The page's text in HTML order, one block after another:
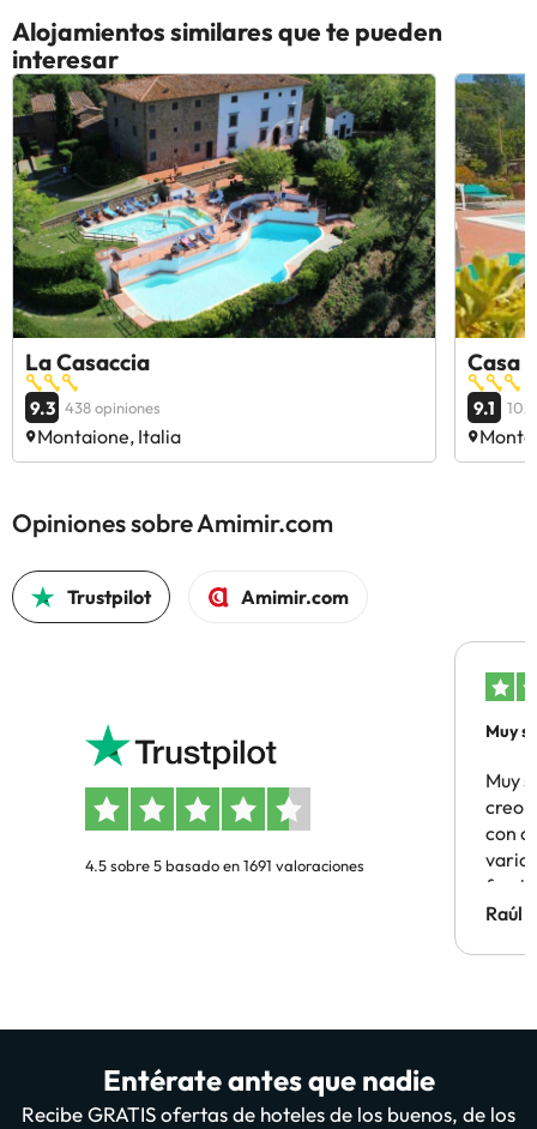
Alojamientos similares que te pueden
interesar
La Casaccia
9.3 438 opiniones
Montaione, Italia
Casa
9.1 102
Opiniones sobre Amimir.com
Trustpilot Amimir.com
4.5 sobre 5 basado en 1691 valoraciones
Muy
Muy
creo
con
Hotel
Raúl
Entérate antes que nadie
Recibe GRATIS ofertas de hoteles de los buenos, de los